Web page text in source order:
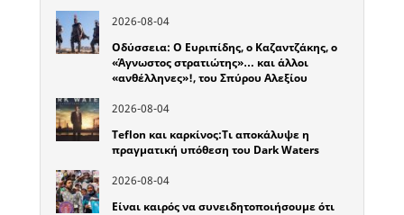
2026-08-04
Οδύσσεια: Ο Ευριπίδης, ο Καζαντζάκης, ο
«Άγνωστος στρατιώτης»… και άλλοι
«ανθέλληνες»!, του Σπύρου Αλεξίου
2026-08-04
Teflon και καρκίνος:Τι αποκάλυψε η
πραγματική υπόθεση του Dark Waters
2026-08-04
Είναι καιρός να συνειδητοποιήσουμε ότι